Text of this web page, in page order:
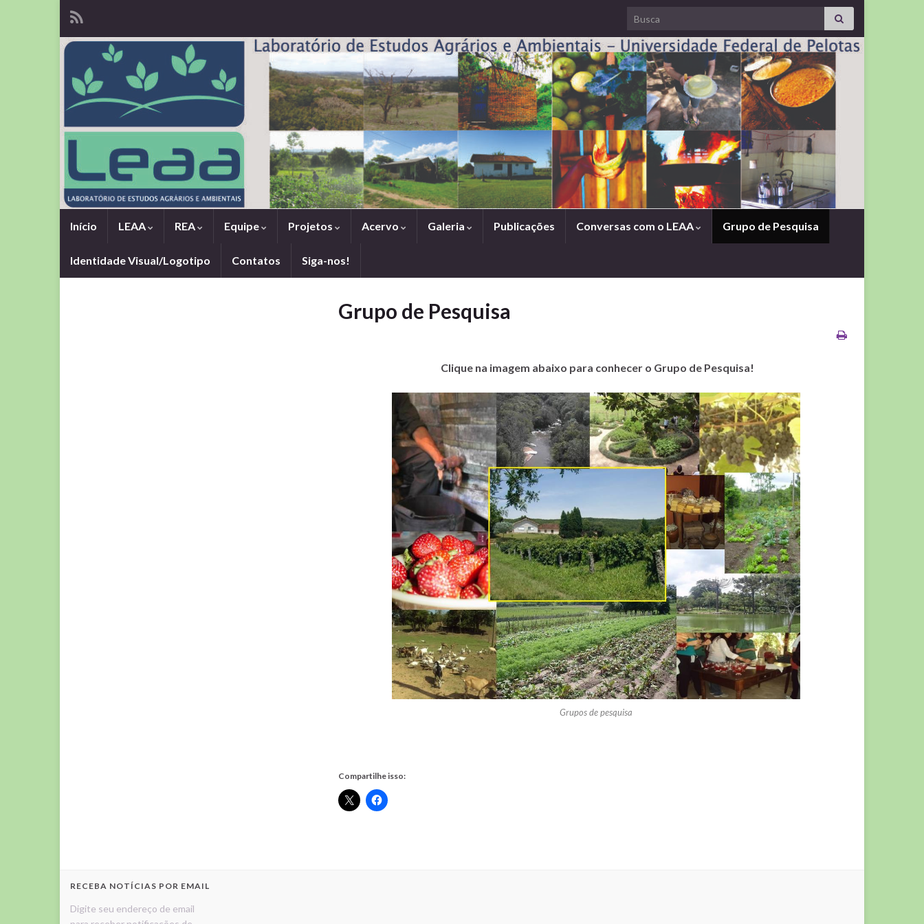
Search for:
Início LEAA REA Equipe Projetos Acervo Galeria Publicações Conversas com o LEAA Grupo de Pesquisa
Identidade Visual/Logotipo Contatos Siga-nos!
Grupo de Pesquisa
Clique na imagem abaixo para conhecer o Grupo de Pesquisa!
Grupos de pesquisa
Compartilhe isso:
RECEBA NOTÍCIAS POR EMAIL
Digite seu endereço de email